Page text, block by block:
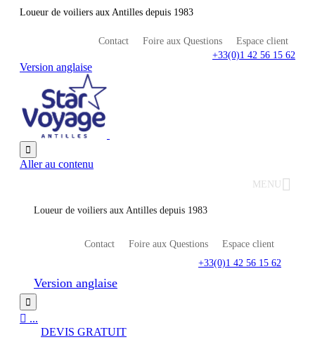
Loueur de voiliers aux Antilles depuis 1983
Contact Foire aux Questions
Espace client
+33(0)1 42 56 15 62
Version anglaise

Aller au contenu
MENU
Loueur de voiliers aux Antilles depuis 1983
Contact Foire aux Questions
Espace client
+33(0)1 42 56 15 62
Version anglaise

 ...
DEVIS GRATUIT